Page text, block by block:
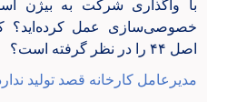
با واگذاری شرکت به بیژن
خصوصی‌سازی عمل کرده‌اید؟
اصل ۴۴ را در نظر گرفته است؟
مدیرعامل کارخانه قصد تولید